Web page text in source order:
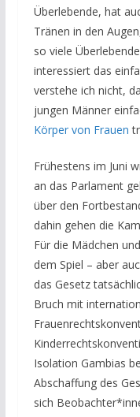
Überlebende, hat
Tränen in den
so viele
interessiert das
verstehe ich nicht,
jungen Männer
Körper von Frauen
Frühestens im Juni
an das Parlament
über den
dahin gehen die
Für die Mädchen
dem Spiel – aber
das Gesetz
Bruch mit
Isolation Gambias
Abschaffung des
sich